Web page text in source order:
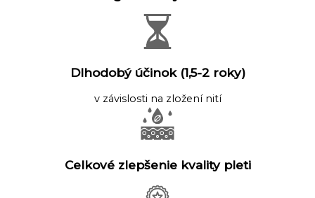
Dlhodobý účinok (1,5-2 roky)
v závislosti na zložení nití
Celkové zlepšenie kvality pleti